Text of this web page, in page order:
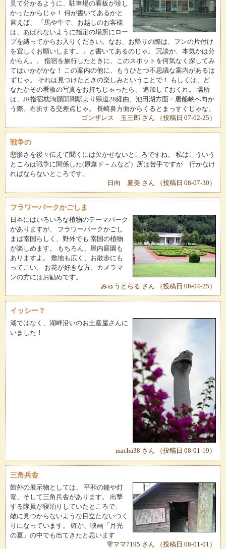
見て分かるように、駐車場の看板が珍し
かったからじゃ！ 何が書いてあるかと
言えば、 「馬や牛で、お越しのお客様
は、あばれないように指定の場所にロー
プを縛ってからお入りください。なお、お帰りの際は、フンの片付け
を宜しくお願いします。」と書いてあるのじゃ。 冗談か、本気かは分
からん。。 指宿を旅行したときに、このスポットを何気なく探してみ
てはいかがかな！ この案内の他に、もうひとつ不思議な案内があるは
ずじゃ。 それは見つけたときの楽しみということで！ もしくは、ど
なたかその看板の写真をお持ちじゃったら、 追加しておくれ。 場所
は、JR指宿枕渹顫開聞駅より県道28経由、池田湖方面・唐船峡へ向か
う際、右折する交差点じゃ。 長崎鼻方面からくるとまっすぐじゃな。
ゴンザレス 玉三郎 さん （投稿日 07-02-25）
戦争の
悲惨さを後々伝えて聞くには欠かせないところですね。 私はこういう
ところは戦争に関係した(原爆ド－ムなど）所は苦手ですが 行かなけ
ればならないところです。
日向 夏美 さん （投稿日 08-07-30）
フラワーパークかごしま
日本にはいろいろな植物のテーマパーク
がありますが、 フラワーパークかごし
まは南国らしく、野外でも 南国の植物
が楽しめます。 もちろん、屋内庭園も
ありますよ。 敷地も広く、お散歩にも
ってこい。 お花が好きな方、カメラマ
ンの方にはお勧めです。
みゅうとらる さん （投稿日 08-04-25）
イッシー？
湖ではなく、湖畔沿いのお土産屋さんに
いました！
macha38 さん （投稿日 08-01-19）
三角兵舎
館外の展示物としては、 平和の鐘や灯
篭、そして三角兵舎があります。 出撃
する隊員が寝泊りしていたところで、
敵に見つからないような目立たないつく
りになっています。 確か、映画「月光
の夏」の中でも出てきたと思います
雫ママ7195 さん （投稿日 08-01-01）